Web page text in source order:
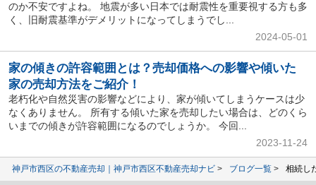
のか不安ですよね。 地震が多い日本では耐震性を重要視する方も多
く、旧耐震基準がデメリットになってしまうでし...
2024-05-01
家の傾きの許容範囲とは？売却価格への影響や傾いた
家の売却方法をご紹介！
老朽化や自然災害の影響などにより、家が傾いてしまうケースは少
なくありません。 所有する傾いた家を売却したい場合は、どのくら
いまでの傾きが許容範囲になるのでしょうか。 今回...
2023-11-24
神戸市西区の不動産売却｜神戸市西区不動産売却ナビ ブログ一覧 相続し